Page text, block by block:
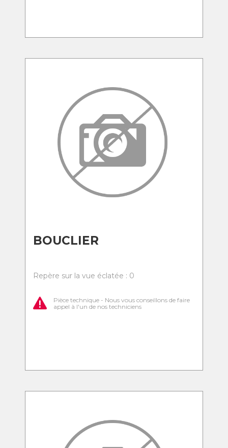
BOUCLIER
Repère sur la vue éclatée : 0
Pièce technique - Nous vous conseillons de faire
appel à l'un de nos techniciens